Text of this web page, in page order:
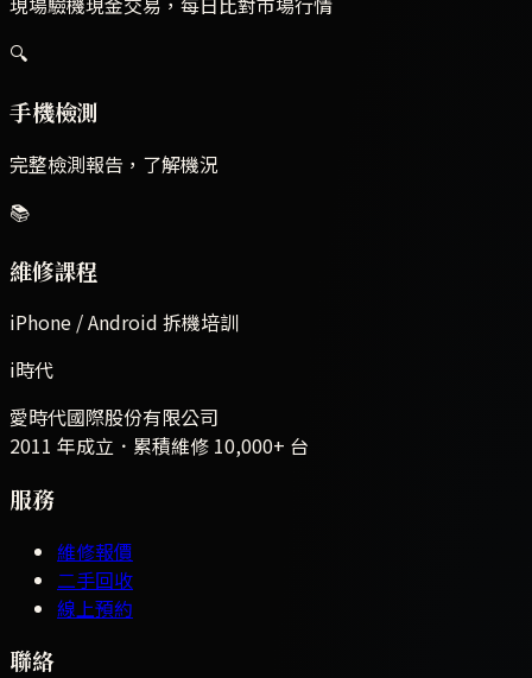
🔍
手機檢測
完整檢測報告，了解機況
📚
維修課程
iPhone / Android 拆機培訓
i時代
愛時代國際股份有限公司
2011 年成立．累積維修 10,000+ 台
服務
維修報價
二手回收
線上預約
聯絡